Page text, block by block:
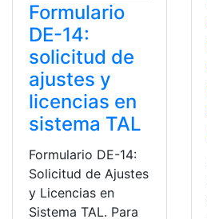
Formulario
DE-14:
solicitud de
ajustes y
licencias en
sistema TAL
Formulario DE-14:
Solicitud de Ajustes
y Licencias en
Sistema TAL. Para